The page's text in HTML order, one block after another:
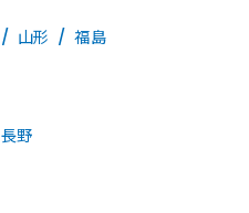
山形 福島
長野